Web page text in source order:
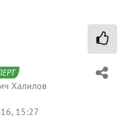
Халилов
15:27